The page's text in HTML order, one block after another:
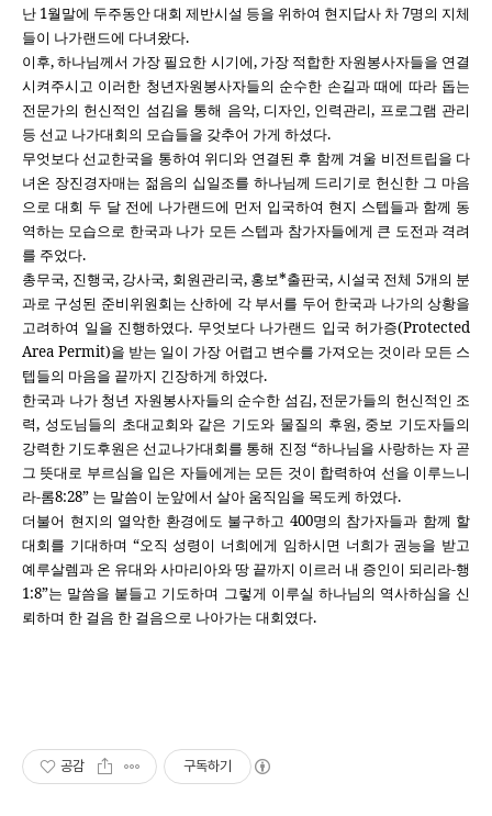
난 1월말에 두주동안 대회 제반시설 등을 위하여 현지답사 차7명의 지체
들이 나가랜드에 다녀왔다.
이후,하나님께서 가장 필요한 시기에, 가장 적합한 자원봉사자들을 연결
시켜주시고 이러한 청년자원봉사자들의 순수한 손길과 때에 따라 돕는
전문가의 헌신적인 섬김을 통해 음악, 디자인, 인력관리, 프로그램 관리
등 선교 나가대회의 모습들을 갖추어 가게 하셨다.
무엇보다 선교한국을 통하여 위디와 연결된 후 함께 겨울 비전트립을 다
녀온 장진경자매는 젊음의 십일조를 하나님께 드리기로 헌신한 그 마음
으로 대회 두 달 전에 나가랜드에 먼저 입국하여 현지 스텝들과 함께 동
역하는 모습으로 한국과 나가 모든 스텝과 참가자들에게 큰 도전과 격려
를 주었다.
총무국, 진행국, 강사국, 회원관리국, 홍보*출판국, 시설국 전체 5개의 분
과로 구성된 준비위원회는 산하에 각 부서를 두어 한국과 나가의 상황을
고려하여 일을 진행하였다. 무엇보다 나가랜드 입국 허가증(Protected
Area Permit)을 받는 일이 가장 어렵고 변수를 가져오는 것이라 모든 스
텝들의 마음을 끝까지 긴장하게 하였다.
한국과 나가 청년 자원봉사자들의 순수한 섬김, 전문가들의 헌신적인 조
력, 성도님들의 초대교회와 같은 기도와 물질의 후원, 중보 기도자들의
강력한 기도후원은 선교나가대회를 통해 진정 “하나님을 사랑하는 자 곧
그 뜻대로 부르심을 입은 자들에게는 모든 것이 합력하여 선을 이루느니
라-롬8:28” 는 말씀이 눈앞에서 살아 움직임을 목도케 하였다.
더불어 현지의 열악한 환경에도 불구하고 400명의 참가자들과 함께 할
대회를 기대하며 “오직 성령이 너희에게 임하시면 너희가 권능을 받고
예루살렘과 온 유대와 사마리아와 땅 끝까지 이르러 내 증인이 되리라-행
1:8”는 말씀을 붙들고 기도하며 그렇게 이루실 하나님의 역사하심을 신
뢰하며 한 걸음 한 걸음으로 나아가는 대회였다.
공감 구독하기